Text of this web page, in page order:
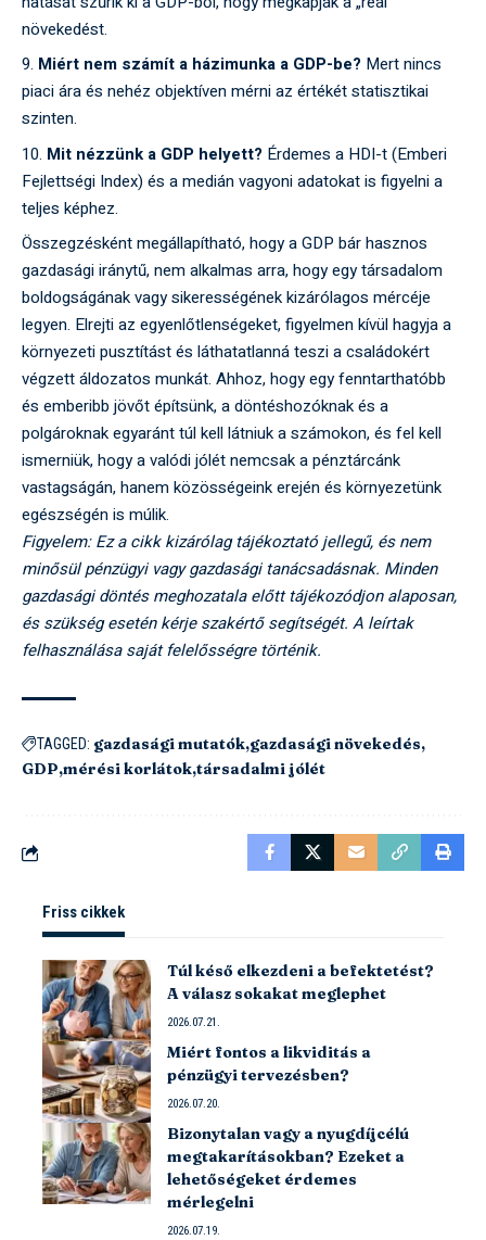
növekedést.
Miért nem számít a házimunka a GDP-be? Mert nincs
piaci ára és nehéz objektíven mérni az értékét statisztikai
szinten.
Mit nézzünk a GDP helyett? Érdemes a HDI-t (Emberi
Fejlettségi Index) és a medián vagyoni adatokat is figyelni a
teljes képhez.
Összegzésként megállapítható, hogy a GDP bár hasznos
gazdasági iránytű, nem alkalmas arra, hogy egy társadalom
boldogságának vagy sikerességének kizárólagos mércéje
legyen. Elrejti az egyenlőtlenségeket, figyelmen kívül hagyja a
környezeti pusztítást és láthatatlanná teszi a családokért
végzett áldozatos munkát. Ahhoz, hogy egy fenntarthatóbb
és emberibb jövőt építsünk, a döntéshozóknak és a
polgároknak egyaránt túl kell látniuk a számokon, és fel kell
ismerniük, hogy a valódi jólét nemcsak a pénztárcánk
vastagságán, hanem közösségeink erején és környezetünk
egészségén is múlik.
Figyelem: Ez a cikk kizárólag tájékoztató jellegű, és nem
minősül pénzügyi vagy gazdasági tanácsadásnak. Minden
gazdasági döntés meghozatala előtt tájékozódjon alaposan,
és szükség esetén kérje szakértő segítségét. A leírtak
felhasználása saját felelősségre történik.
TAGGED: gazdasági mutatók gazdasági növekedés
GDP mérési korlátok társadalmi jólét
Friss cikkek
Túl késő elkezdeni a befektetést?
A válasz sokakat meglephet
2026.07.21.
Miért fontos a likviditás a
pénzügyi tervezésben?
2026.07.20.
Bizonytalan vagy a nyugdíjcélú
megtakarításokban? Ezeket a
lehetőségeket érdemes
mérlegelni
2026.07.19.